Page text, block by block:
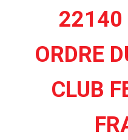
22140
ORDRE
CLUB